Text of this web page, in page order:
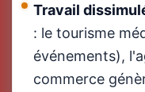
Travail
: le tourisme
événements),
commerce